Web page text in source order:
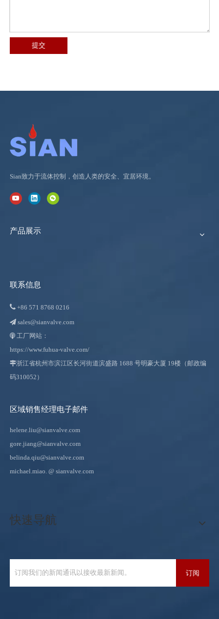
提交
Sian致力于流体控制，创造人类的安全、宜居环境。
产品展示
联系信息
 +86 571 8768 0216
 sales@sianvalve.com
 工厂网站：
https://www.fuhua-valve.com/
浙江省杭州市滨江区长河街道滨盛路 1688 号明豪大厦 19楼（邮政编
码310052）
区域销售经理电子邮件
helene.liu@sianvalve.com
gore.jiang@sianvalve.com
belinda.qiu@sianvalve.com
michael.miao. @ sianvalve.com
快速导航
订阅